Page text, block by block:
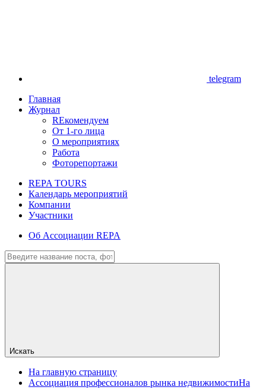
telegram
Главная
Журнал
REкомендуем
От 1-го лица
О мероприятиях
Работа
Фоторепортажи
REPA TOURS
Календарь мероприятий
Компании
Участники
Об Ассоциации REPA
Искать
На главную страницу
Ассоциация профессионалов рынка недвижимостиНа